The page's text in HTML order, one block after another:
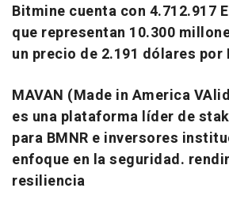
Bitmine cuenta con 4.712.917
que representan 10.300
un precio de 2.191 dólares por
MAVAN (Made in America
es una plataforma líder de
para BMNR e inversores
enfoque en la seguridad.
resiliencia